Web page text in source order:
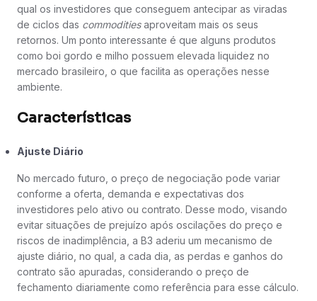
qual os investidores que conseguem antecipar as viradas
de ciclos das commoditiesaproveitam mais os seus
retornos. Um ponto interessante é que alguns produtos
como boi gordo e milho possuem elevada liquidez no
mercado brasileiro, o que facilita as operações nesse
ambiente.
Características
Ajuste Diário
No mercado futuro, o preço de negociação pode variar
conforme a oferta, demanda e expectativas dos
investidores pelo ativo ou contrato. Desse modo, visando
evitar situações de prejuízo após oscilações do preço e
riscos de inadimplência, a B3 aderiu um mecanismo de
ajuste diário, no qual, a cada dia, as perdas e ganhos do
contrato são apuradas, considerando o preço de
fechamento diariamente como referência para esse cálculo.